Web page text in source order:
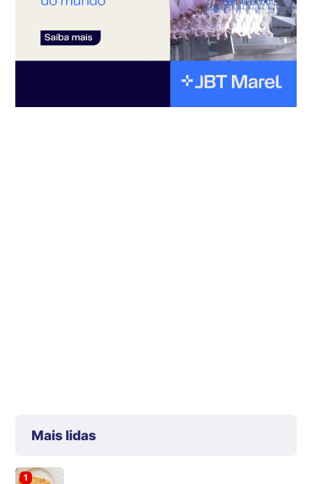
Mais lidas
1